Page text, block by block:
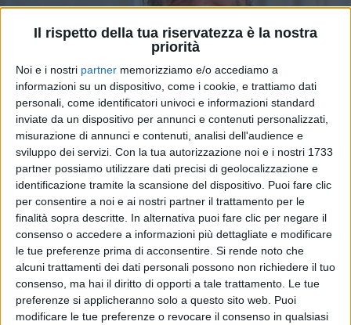
Il rispetto della tua riservatezza è la nostra
priorità
Noi e i nostri partner memorizziamo e/o accediamo a
informazioni su un dispositivo, come i cookie, e trattiamo dati
personali, come identificatori univoci e informazioni standard
inviate da un dispositivo per annunci e contenuti personalizzati,
misurazione di annunci e contenuti, analisi dell'audience e
sviluppo dei servizi. Con la tua autorizzazione noi e i nostri 1733
partner possiamo utilizzare dati precisi di geolocalizzazione e
identificazione tramite la scansione del dispositivo. Puoi fare clic
per consentire a noi e ai nostri partner il trattamento per le
finalità sopra descritte. In alternativa puoi fare clic per negare il
consenso o accedere a informazioni più dettagliate e modificare
le tue preferenze prima di acconsentire. Si rende noto che
alcuni trattamenti dei dati personali possono non richiedere il tuo
consenso, ma hai il diritto di opporti a tale trattamento. Le tue
preferenze si applicheranno solo a questo sito web. Puoi
modificare le tue preferenze o revocare il consenso in qualsiasi
"AVANTI SEMPRE SORELLINA" 02 giu 2025
Jovanotti, la festa di fine tour a Bologna e il
messaggio per Angelina Mango
Anche Gianni Morandi, Luca Carboni e Gaetano
Curreri sono passati a trovare Jova per il gran finale
di “Palajova”